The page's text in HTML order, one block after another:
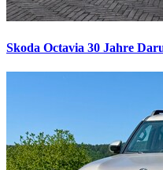
Skoda Octavia 30 Jahre